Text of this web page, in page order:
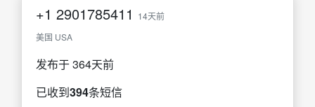
+1 2901785411
14天前
美国 USA
发布于 364天前
已收到394条短信